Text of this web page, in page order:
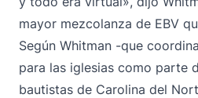
mayor mezcolanza de EBV
Según Whitman -que
para las iglesias como parte
bautistas de Carolina del